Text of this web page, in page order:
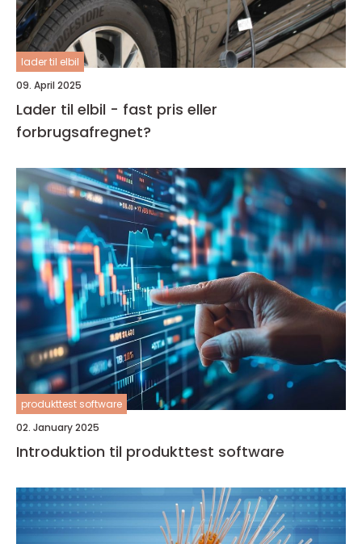
lader til elbil
09. April 2025
Lader til elbil - fast pris eller
forbrugsafregnet?
produkttest software
02. January 2025
Introduktion til produkttest software